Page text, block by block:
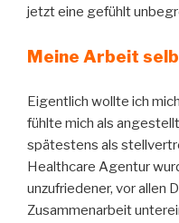
jetzt eine gefühlt
Meine Arbeit
Eigentlich wollte ich
fühlte mich als
spätestens als
Healthcare Agentur
unzufriedener, vor allen
Zusammenarbeit